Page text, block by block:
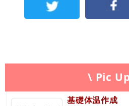
\ Pic
基礎体温作成